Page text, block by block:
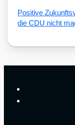
Posi­ti­ve
die CDU nicht